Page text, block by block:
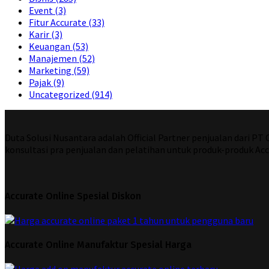
Event (3)
Fitur Accurate (33)
Karir (3)
Keuangan (53)
Manajemen (52)
Marketing (59)
Pajak (9)
Uncategorized (914)